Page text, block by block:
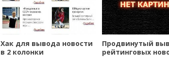
Хак для вывода новости
в 2 колонки
Продвинутый
рейтинговых